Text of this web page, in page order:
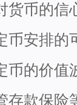
货币的信
币安排的
币的价值
存款保险